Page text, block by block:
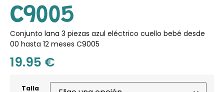
C9005
Conjunto lana 3 piezas azul eléctrico cuello bebé desde
00 hasta 12 meses C9005
19.95 €
Talla